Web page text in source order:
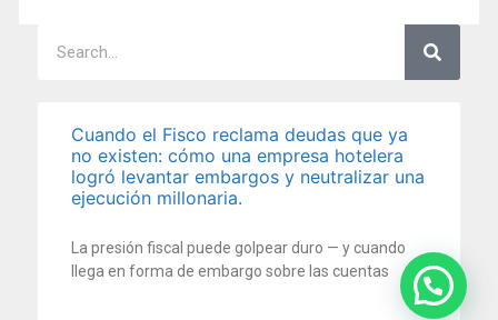
Cuando el Fisco reclama deudas que ya
no existen: cómo una empresa hotelera
logró levantar embargos y neutralizar una
ejecución millonaria.
La presión fiscal puede golpear duro — y cuando
llega en forma de embargo sobre las cuentas